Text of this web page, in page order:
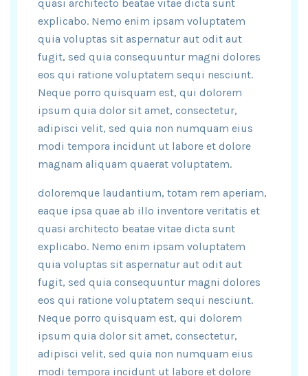
quasi architecto beatae vitae dicta sunt
explicabo. Nemo enim ipsam voluptatem
quia voluptas sit aspernatur aut odit aut
fugit, sed quia consequuntur magni dolores
eos qui ratione voluptatem sequi nesciunt.
Neque porro quisquam est, qui dolorem
ipsum quia dolor sit amet, consectetur,
adipisci velit, sed quia non numquam eius
modi tempora incidunt ut labore et dolore
magnam aliquam quaerat voluptatem.
doloremque laudantium, totam rem aperiam,
eaque ipsa quae ab illo inventore veritatis et
quasi architecto beatae vitae dicta sunt
explicabo. Nemo enim ipsam voluptatem
quia voluptas sit aspernatur aut odit aut
fugit, sed quia consequuntur magni dolores
eos qui ratione voluptatem sequi nesciunt.
Neque porro quisquam est, qui dolorem
ipsum quia dolor sit amet, consectetur,
adipisci velit, sed quia non numquam eius
modi tempora incidunt ut labore et dolore